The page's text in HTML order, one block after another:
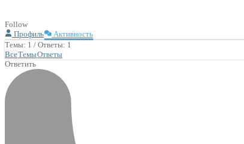
Follow
Профиль
Активность
Темы: 1 / Ответы: 1
ВсеТемыОтветы
Ответить